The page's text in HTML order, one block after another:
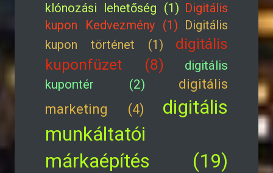
klónozási lehetőség (1) Digitális
kupon Kedvezmény (1) Digitális
kupon történet (1)
digitális
kuponfüzet (8)
digitális
kupontér (2)
digitális
marketing (4)
digitális
munkáltatói
márkaépítés (19)